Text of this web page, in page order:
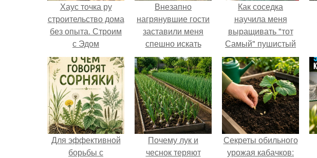
Хаус точка ру
строительство дома
без опыта. Строим
с Эдом
Внезапно
нагрянувшие гости
заставили меня
спешно искать
решение, так как на
обстоятельный
ремонт времени
катастрофически не
хватало.
Как соседка
научила меня
выращивать "тот
Самый" пушистый
укроп.
Для эффективной
борьбы с
Почему лук и
чеснок теряют
Секреты обильного
урожая кабачков: